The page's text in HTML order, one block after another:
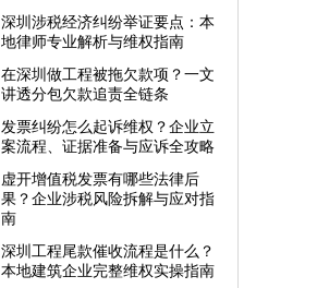
深圳涉税经济纠纷举证要点：本
地律师专业解析与维权指南
在深圳做工程被拖欠款项？一文
讲透分包欠款追责全链条
发票纠纷怎么起诉维权？企业立
案流程、证据准备与应诉全攻略
虚开增值税发票有哪些法律后
果？企业涉税风险拆解与应对指
南
深圳工程尾款催收流程是什么？
本地建筑企业完整维权实操指南